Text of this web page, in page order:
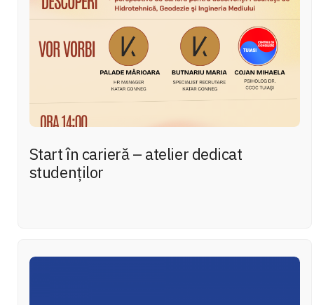
Start în carieră – atelier dedicat
studenților